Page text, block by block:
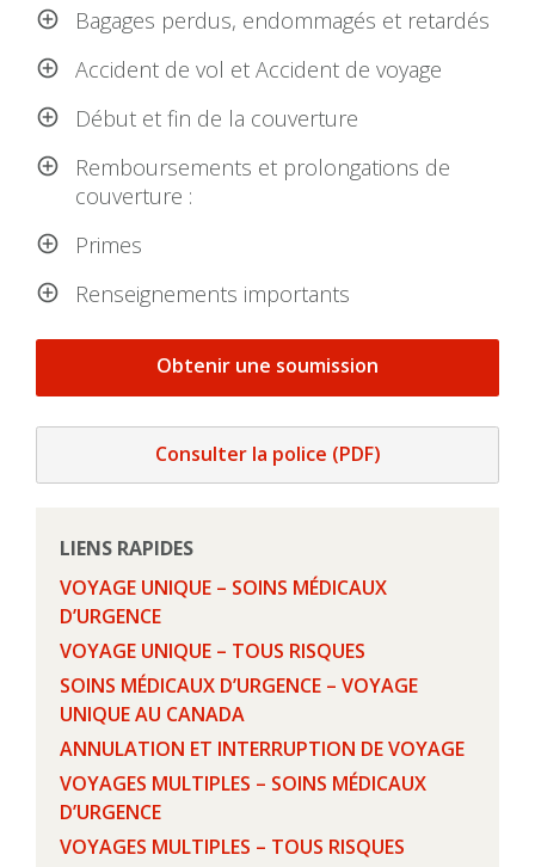
Bagages perdus, endommagés et retardés
Accident de vol et Accident de voyage
Début et fin de la couverture
Remboursements et prolongations de
couverture :
Primes
Renseignements importants
Obtenir une soumission
Consulter la police (PDF)
LIENS RAPIDES
VOYAGE UNIQUE – SOINS MÉDICAUX
D’URGENCE
VOYAGE UNIQUE – TOUS RISQUES
SOINS MÉDICAUX D’URGENCE – VOYAGE
UNIQUE AU CANADA
ANNULATION ET INTERRUPTION DE VOYAGE
VOYAGES MULTIPLES – SOINS MÉDICAUX
D’URGENCE
VOYAGES MULTIPLES – TOUS RISQUES